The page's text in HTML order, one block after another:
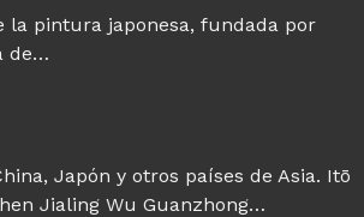
la pintura japonesa, fundada por
de…
Japón y otros países de Asia. Itō
Jialing Wu Guanzhong…